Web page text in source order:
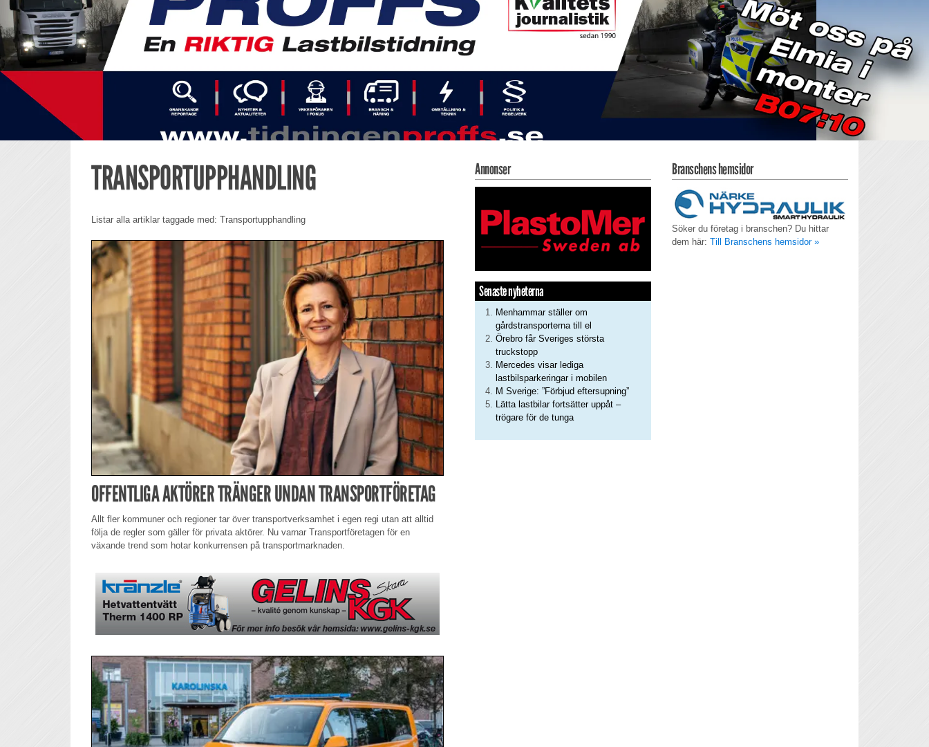
TRANSPORTUPPHANDLING
Listar alla artiklar taggade med: Transportupphandling
OFFENTLIGA AKTÖRER TRÄNGER UNDAN TRANSPORTFÖRETAG
Allt fler kommuner och regioner tar över transportverksamhet i egen regi utan att alltid
följa de regler som gäller för privata aktörer. Nu varnar Transportföretagen för en
växande trend som hotar konkurrensen på transportmarknaden.
Annonser
Senaste nyheterna
Menhammar ställer om
gårdstransporterna till el
Örebro får Sveriges största
truckstopp
Mercedes visar lediga
lastbilsparkeringar i mobilen
M Sverige: ”Förbjud eftersupning”
Lätta lastbilar fortsätter uppåt –
trögare för de tunga
Branschens hemsidor
Söker du företag i branschen? Du hittar
dem här: Till Branschens hemsidor »